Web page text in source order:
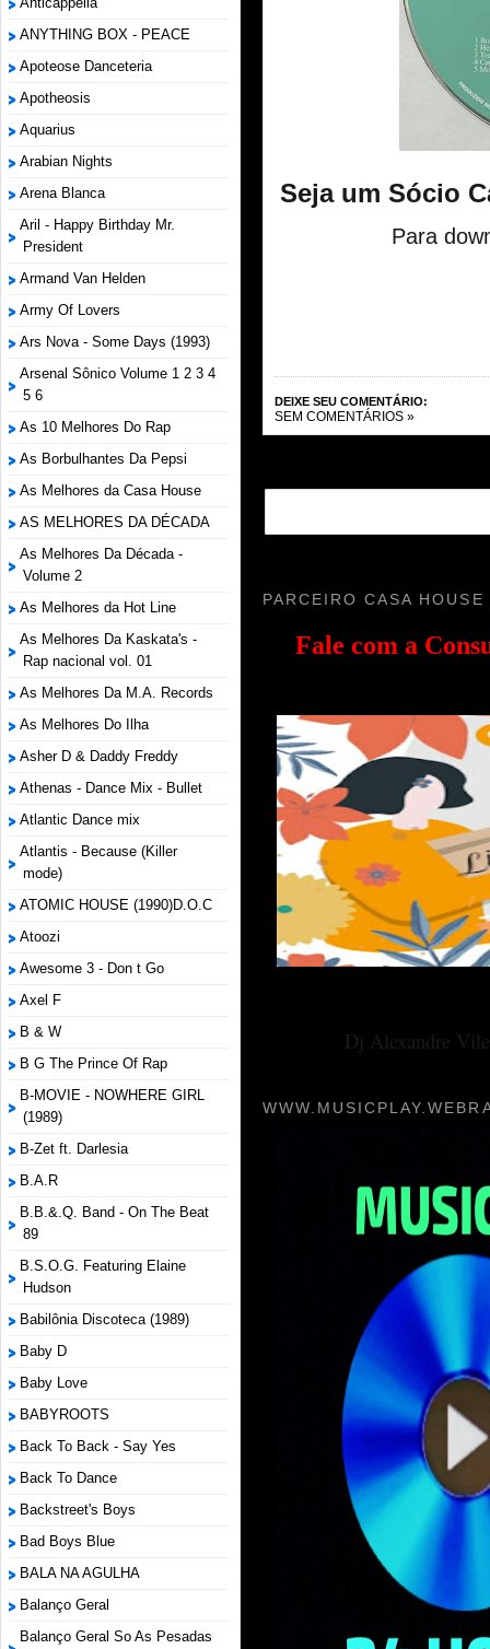
ANYTHING BOX - PEACE
Apoteose Danceteria
Apotheosis
Aquarius
Arabian Nights
Arena Blanca
Aril - Happy Birthday Mr.
President
Armand Van Helden
Army Of Lovers
Ars Nova - Some Days (1993)
Arsenal Sônico Volume 1 2 3 4
5 6
As 10 Melhores Do Rap
As Borbulhantes Da Pepsi
As Melhores da Casa House
AS MELHORES DA DÉCADA
As Melhores Da Década -
Volume 2
As Melhores da Hot Line
As Melhores Da Kaskata's -
Rap nacional vol. 01
As Melhores Da M.A. Records
As Melhores Do Ilha
Asher D & Daddy Freddy
Athenas - Dance Mix - Bullet
Atlantic Dance mix
Atlantis - Because (Killer
mode)
ATOMIC HOUSE (1990)D.O.C
Atoozi
Awesome 3 - Don t Go
Axel F
B & W
B G The Prince Of Rap
B-MOVIE - NOWHERE GIRL
(1989)
B-Zet ft. Darlesia
B.A.R
B.B.&.Q. Band - On The Beat
89
B.S.O.G. Featuring Elaine
Hudson
Babilônia Discoteca (1989)
Baby D
Baby Love
BABYROOTS
Back To Back - Say Yes
Back To Dance
Backstreet's Boys
Bad Boys Blue
BALA NA AGULHA
Balanço Geral
Balanço Geral So As Pesadas
Seja um Sócio
Para
DEIXE SEU COMENTÁRIO:
SEM COMENTÁRIOS »
PARCEIRO CASA HOUSE
Fale com a
Dj Alexandre